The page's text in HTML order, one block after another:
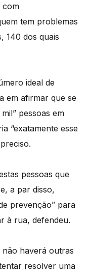
com
tem problemas
140 dos quais
ideal de
em afirmar que se
pessoas em
“exatamente esse
pessoas que
a par disso,
prevenção” para
à rua, defendeu.
haverá outras
resolver uma